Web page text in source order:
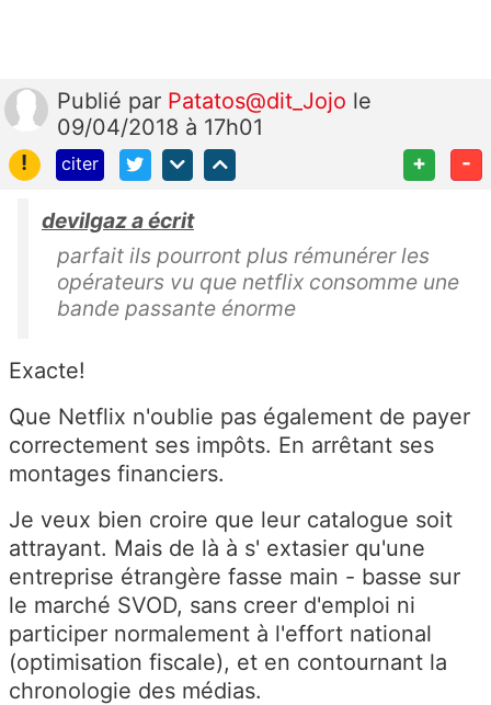
Publié par Patatos@dit_Jojo le
09/04/2018 à 17h01
!
citer + -
devilgaz a écrit
parfait ils pourront plus rémunérer les
opérateurs vu que netflix consomme une
bande passante énorme
Exacte!
Que Netflix n'oublie pas également de payer
correctement ses impôts. En arrêtant ses
montages financiers.
Je veux bien croire que leur catalogue soit
attrayant. Mais de là à s' extasier qu'une
entreprise étrangère fasse main - basse sur
le marché SVOD, sans creer d'emploi ni
participer normalement à l'effort national
(optimisation fiscale), et en contournant la
chronologie des médias.